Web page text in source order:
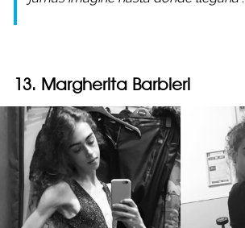
13. Margherita Barbieri